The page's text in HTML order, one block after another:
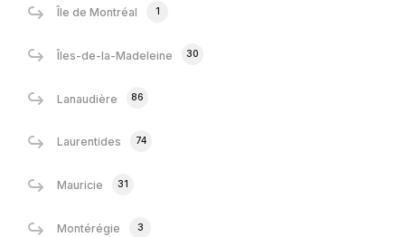
Île de Montréal 1
Îles-de-la-Madeleine 30
Lanaudière 86
Laurentides 74
Mauricie 31
Montérégie 3